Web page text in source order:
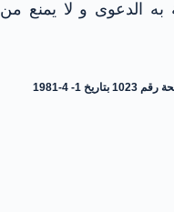
به الدعوى و لا يمنع من